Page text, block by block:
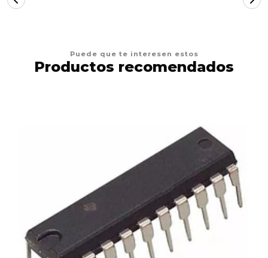
Puede que te interesen estos
Productos recomendados